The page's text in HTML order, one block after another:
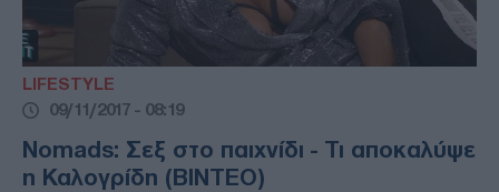
LIFESTYLE
09/11/2017 - 08:19
Nomads: Σεξ στο παιχνίδι - Τι αποκαλύψε
η Καλογρίδη (ΒΙΝΤΕΟ)